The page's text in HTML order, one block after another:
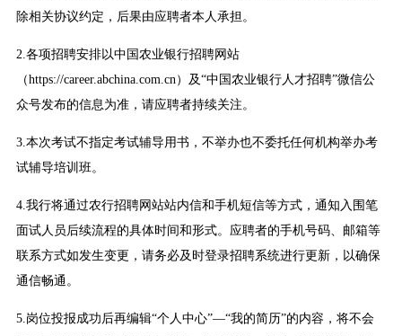
除相关协议约定，后果由应聘者本人承担。
2.各项招聘安排以中国农业银行招聘网站
（https://career.abchina.com.cn）及“中国农业银行人才招聘”微信公
众号发布的信息为准，请应聘者持续关注。
3.本次考试不指定考试辅导用书，不举办也不委托任何机构举办考
试辅导培训班。
4.我行将通过农行招聘网站站内信和手机短信等方式，通知入围笔
面试人员后续流程的具体时间和形式。应聘者的手机号码、邮箱等
联系方式如发生变更，请务必及时登录招聘系统进行更新，以确保
通信畅通。
5.岗位投报成功后再编辑“个人中心”—“我的简历”的内容，将不会